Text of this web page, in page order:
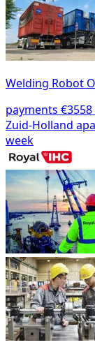
Welding Robot
payments
Zuid-Holland
week